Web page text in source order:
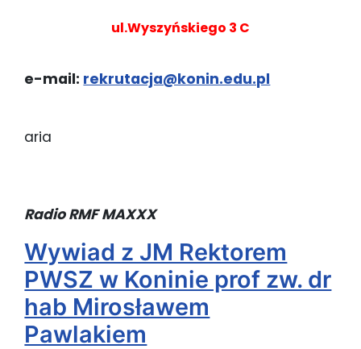
ul.Wyszyńskiego 3 C
e-mail: rekrutacja@konin.edu.pl
aria
Radio RMF MAXXX
Wywiad z JM Rektorem
PWSZ w Koninie prof zw. dr
hab Mirosławem
Pawlakiem